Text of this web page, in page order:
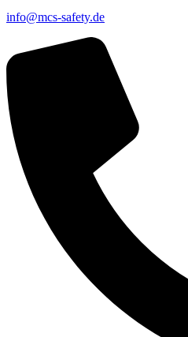
info@mcs-safety.de